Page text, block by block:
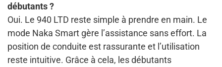
débutants ?
Oui. Le 940 LTD reste simple à prendre en main. Le
mode Naka Smart gère l’assistance sans effort. La
position de conduite est rassurante et l’utilisation
reste intuitive. Grâce à cela, les débutants